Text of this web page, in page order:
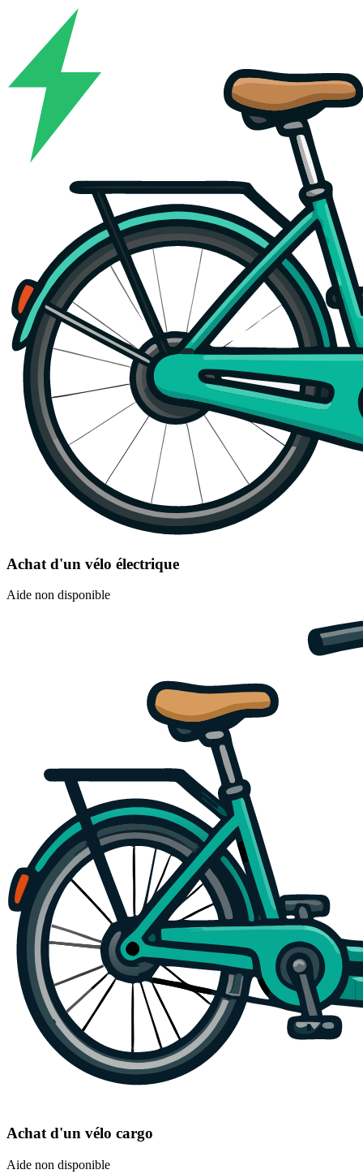
Achat d'un vélo électrique
Aide non disponible
Achat d'un vélo cargo
Aide non disponible